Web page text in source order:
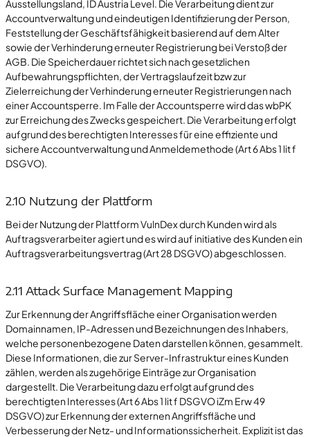
Ausstellungsland, ID Austria Level. Die Verarbeitung dient zur
Accountverwaltung und eindeutigen Identifizierung der Person,
Feststellung der Geschäftsfähigkeit basierend auf dem Alter
sowie der Verhinderung erneuter Registrierung bei Verstoß der
AGB. Die Speicherdauer richtet sich nach gesetzlichen
Aufbewahrungspflichten, der Vertragslaufzeit bzw zur
Zielerreichung der Verhinderung erneuter Registrierungen nach
einer Accountsperre. Im Falle der Accountsperre wird das wbPK
zur Erreichung des Zwecks gespeichert. Die Verarbeitung erfolgt
aufgrund des berechtigten Interesses für eine effiziente und
sichere Accountverwaltung und Anmeldemethode (Art 6 Abs 1 lit f
DSGVO).
2.10 Nutzung der Plattform
Bei der Nutzung der Plattform VulnDex durch Kunden wird als
Auftragsverarbeiter agiert und es wird auf initiative des Kunden ein
Auftragsverarbeitungsvertrag (Art 28 DSGVO) abgeschlossen.
2.11 Attack Surface Management Mapping
Zur Erkennung der Angriffsfläche einer Organisation werden
Domainnamen, IP-Adressen und Bezeichnungen des Inhabers,
welche personenbezogene Daten darstellen können, gesammelt.
Diese Informationen, die zur Server-Infrastruktur eines Kunden
zählen, werden als zugehörige Einträge zur Organisation
dargestellt. Die Verarbeitung dazu erfolgt aufgrund des
berechtigten Interesses (Art 6 Abs 1 lit f DSGVO iZm Erw 49
DSGVO) zur Erkennung der externen Angriffsfläche und
Verbesserung der Netz- und Informationssicherheit. Explizit ist das